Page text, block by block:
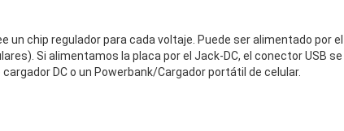
un chip regulador para cada voltaje. Puede ser alimentado por
Si alimentamos la placa por el Jack-DC, el conector USB
DC o un Powerbank/Cargador portátil de celular.